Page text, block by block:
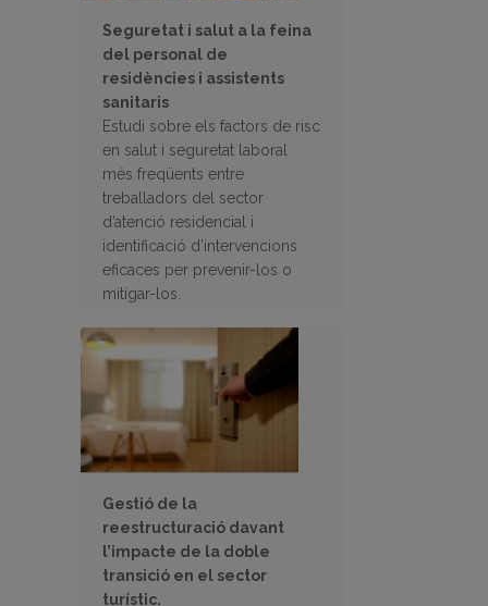
Seguretat i salut a la feina
del personal de
residències i assistents
sanitaris
Estudi sobre els factors de risc
en salut i seguretat laboral
més freqüents entre
treballadors del sector
d’atenció residencial i
identificació d’intervencions
eficaces per prevenir-los o
mitigar-los.
Gestió de la
reestructuració davant
l’impacte de la doble
transició en el sector
turístic.